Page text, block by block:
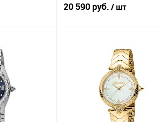
В наличии
20 590 руб. / шт
В корзину
Купить в 1 клик
В избранное
В наличии